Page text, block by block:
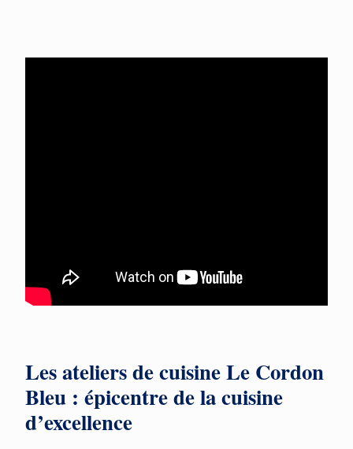
Les ateliers de cuisine Le Cordon
Bleu : épicentre de la cuisine
d’excellence